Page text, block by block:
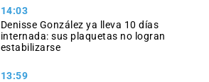
14:03
Denisse González ya lleva 10 días
internada: sus plaquetas no logran
estabilizarse
13:59